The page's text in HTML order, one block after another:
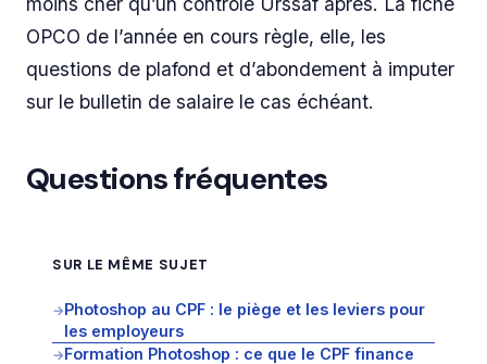
OPCO de l’année en cours règle, elle, les
questions de plafond et d’abondement à imputer
sur le bulletin de salaire le cas échéant.
Questions fréquentes
SUR LE MÊME SUJET
→Photoshop au CPF : le piège et les leviers pour
les employeurs
→Formation Photoshop : ce que le CPF finance